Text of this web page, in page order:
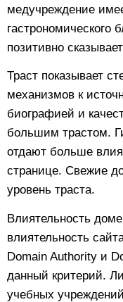
медучреждение
гастрономического
позитивно
Траст показывает
механизмов к
биографией и
большим трастом.
отдают больше
странице. Свежие
уровень траста.
Влиятельность
влиятельность
Domain Authority и
данный критерий.
учебных